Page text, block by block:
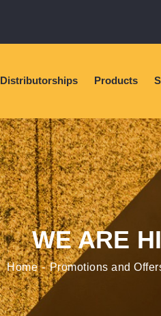
Distributorships Products
WE ARE
Home Promotions and